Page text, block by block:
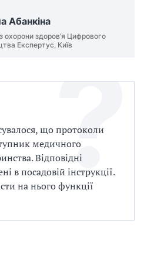
Абанкіна
охорони здоров’я Цифрового
Експертус, Київ
що протоколи
медичного
Відповідні
в посадовій інструкції.
на нього функції